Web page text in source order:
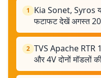
1
Kia Sonet, Syros
फटाफट देखें अगस्त
2 TVS Apache RTR
और 4V दोनों मॉडलों